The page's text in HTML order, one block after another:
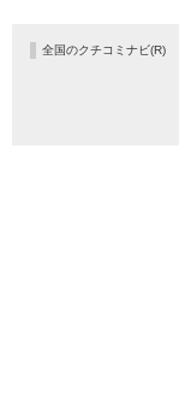
全国のクチコミナビ(R)